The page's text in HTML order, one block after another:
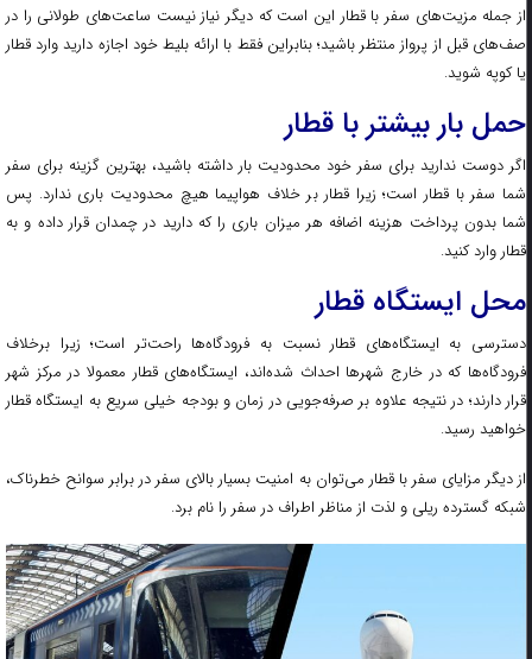
از جمله مزیت‌های سفر با قطار این است که دیگر نیاز نیست ساعت‌های طولانی را در
صف‌های قبل از پرواز منتظر باشید؛ بنابراین فقط با ارائه بلیط خود اجازه دارید وارد قطار
یا کوپه شوید.
حمل بار بیشتر با قطار
اگر دوست ندارید برای سفر خود محدودیت بار داشته باشید، بهترین گزینه برای سفر
شما سفر با قطار است؛ زیرا قطار بر خلاف هواپیما هیچ محدودیت باری ندارد. پس
شما بدون پرداخت هزینه اضافه هر میزان باری را که دارید در چمدان‌ قرار داده و به
قطار وارد کنید.
محل ایستگاه قطار
دسترسی به ایستگاه‌های قطار نسبت به فرودگاه‌ها راحت‌تر است؛ زیرا برخلاف
فرودگاه‌ها که در خارج شهر‌ها احداث شده‌اند، ایستگاه‌های قطار معمولا در مرکز شهر
قرار دارند؛ در نتیجه علاوه بر صرفه‌جویی در زمان‌ و بودجه خیلی سریع به ایستگاه قطار
خواهید رسید.
از دیگر مزایای سفر با قطار می‌توان به امنیت بسیار بالای سفر در برابر سوانح خطرناک،
شبکه گسترده ریلی و لذت از مناظر اطراف در سفر را نام برد.